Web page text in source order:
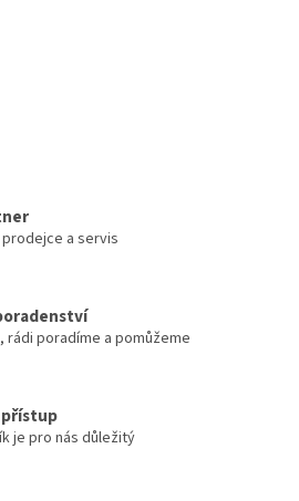
a servis
rádi poradíme a pomůžeme
je pro nás důležitý